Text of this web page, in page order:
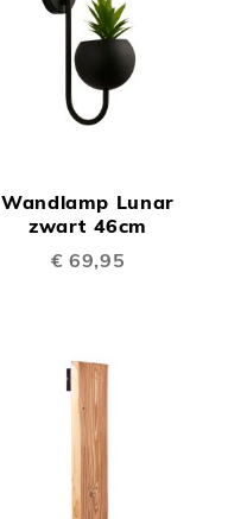
Wandlamp Lunar
zwart 46cm
€ 69,95